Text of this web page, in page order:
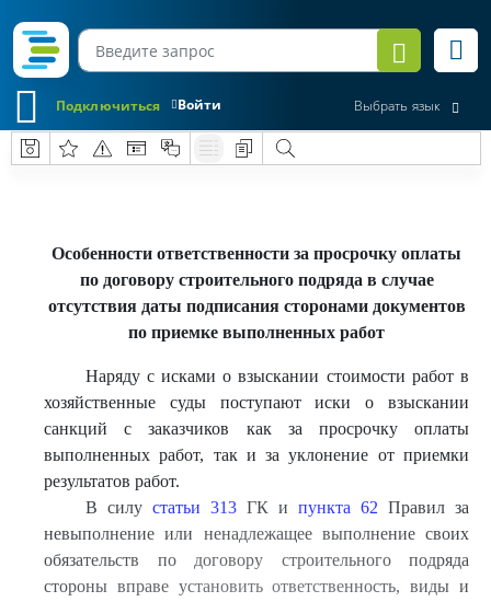
Войти
Подключиться Выбрать язык
Особенности ответственности за просрочку оплаты
по договору строительного подряда в случае
отсутствия даты подписания сторонами документов
по приемке выполненных работ
Наряду с исками о взыскании стоимости работ в
хозяйственные суды поступают иски о взыскании
санкций с заказчиков как за просрочку оплаты
выполненных работ, так и за уклонение от приемки
результатов работ.
В силу статьи 313ГК и пункта 62 Правил за
невыполнение или ненадлежащее выполнение своих
обязательств по договору строительного подряда
стороны вправе установить ответственность, виды и